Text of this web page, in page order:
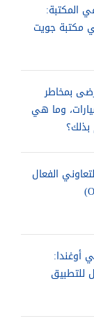
المكتبة:
مكتبة جويت
بمخاطر
وما هي
بذلك؟
الفعال
أوغندا:
للتطبيق